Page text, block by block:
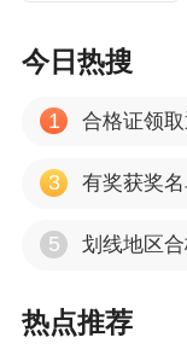
握计算器等工具
（六）为保障
事考试机构及
以下措施：对
规范性要求；
必要时可借助
法收缴考试作弊
今日热搜
1 合格证领
3 有奖获奖
5 划线地区合格标准
热点推荐